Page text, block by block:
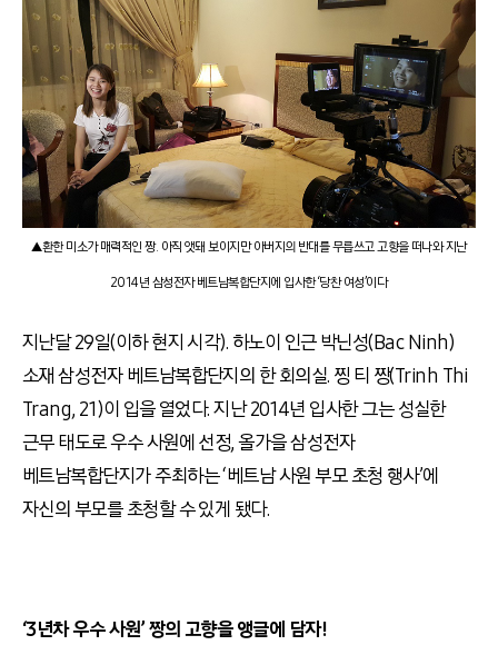
▲환한 미소가 매력적인 짱. 아직 앳돼 보이지만 아버지의 반대를 무릅쓰고 고향을 떠나와 지난
2014년 삼성전자 베트남복합단지에 입사한 ‘당찬 여성’이다
지난달 29일(이하 현지 시각). 하노이 인근 박닌성(Bac Ninh)
소재 삼성전자 베트남복합단지의 한 회의실. 찡 티 짱(Trinh Thi
Trang, 21)이 입을 열었다. 지난 2014년 입사한 그는 성실한
근무 태도로 우수 사원에 선정, 올가을 삼성전자
베트남복합단지가 주최하는 ‘베트남 사원 부모 초청 행사’에
자신의 부모를 초청할 수 있게 됐다.
‘3년차 우수 사원’ 짱의 고향을 앵글에 담자!